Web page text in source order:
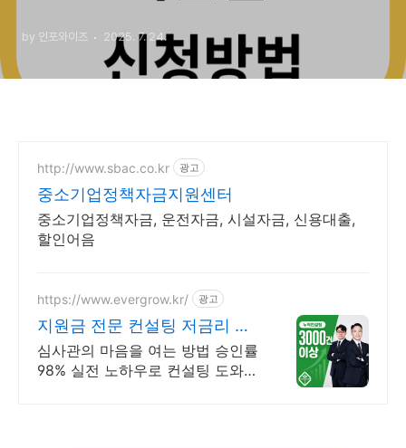
by 인포와이즈 2025. 7. 24.
http://www.sbac.co.kr 광고
중소기업정책자금지원센터
중소기업정책자금, 운전자금, 시설자금, 신용대출,
할인어음
https://www.evergrow.kr/ 광고
지원금 전문 컨설팅 저금리 정
책자금 지금 신청
심사관의 마음을 여는 방법 승인률
98% 실전 노하우로 컨설팅 도와드